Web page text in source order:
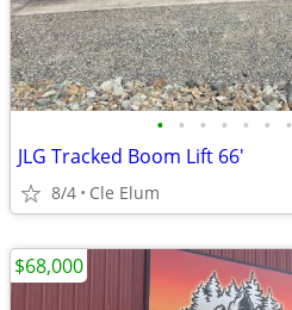
• • • • • • •
JLG Tracked Boom Lift 66'
8/4 Cle Elum
$68,000